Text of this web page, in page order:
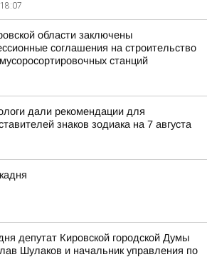
18:07
области заключены
соглашения на строительство
станций
дали рекомендации для
знаков зодиака на 7 августа
депутат Кировской городской Думы
Шулаков и начальник управления по